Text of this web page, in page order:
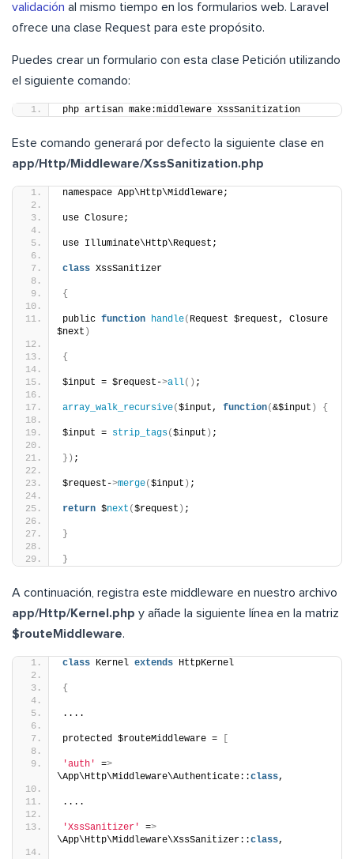
validación al mismo tiempo en los formularios web. Laravel
ofrece una clase Request para este propósito.
Puedes crear un formulario con esta clase Petición utilizando
el siguiente comando:
php artisan make:middleware XssSanitization
Este comando generará por defecto la siguiente clase en
app/Http/Middleware/XssSanitization.php
namespace App\Http\Middleware;
use Closure;
use Illuminate\Http\Request;
class XssSanitizer
{
public function handle( Request $request, Closure
$next )
{
$input = $request->all() ;
array_walk_recursive($input, function(&$input ) {
$input = strip_tags($input ) ;
}) ;
$request->merge($input ) ;
return $next ($request ) ;
}
}
A continuación, registra este middleware en nuestro archivo
app/Http/Kernel.php y añade la siguiente línea en la matriz
$routeMiddleware.
class Kernel extends HttpKernel
{
....
protected $routeMiddleware =
'auth' =>
\App\Http\Middleware\Authenticate::class,
....
'XssSanitizer' =>
\App\Http\Middleware\XssSanitizer::class,